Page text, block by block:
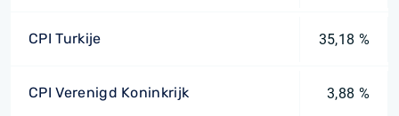
CPI Turkije 35,18 %
CPI Verenigd Koninkrijk 3,88 %